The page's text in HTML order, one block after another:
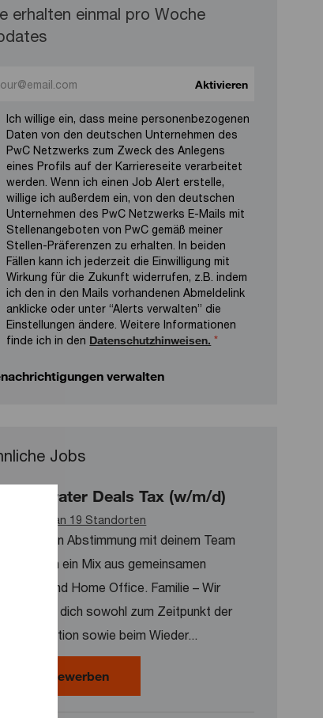
erhalten einmal pro Woche
Ich willige ein, dass meine personenbezogenen
Daten von den deutschen Unternehmen des
PwC Netzwerks zum Zweck des Anlegens
eines Profils auf der Karriereseite verarbeitet
werden. Wenn ich einen Job Alert erstelle,
willige ich außerdem ein, von den deutschen
Unternehmen des PwC Netzwerks E-Mails mit
Stellenangeboten von PwC gemäß meiner
Stellen-Präferenzen zu erhalten. In beiden
Fällen kann ich jederzeit die Einwilligung mit
Wirkung für die Zukunft widerrufen, z.B. indem
ich den in den Mails vorhandenen Abmeldelink
anklicke oder unter “Alerts verwalten” die
Einstellungen ändere. Weitere Informationen
finde ich in den Datenschutzhinweisen. *
Aktivieren
verwalten
Jobs
Deals Tax (w/m/d)
Verfügbar an 19 Standorten
– In Abstimmung mit deinem Team
dich ein Mix aus gemeinsamen
und Home Office. Familie – Wir
dich sowohl zum Zeitpunkt der
Adoption sowie beim Wieder...
Jetzt bewerbenSteuerberater Deals Tax (w/m/d)